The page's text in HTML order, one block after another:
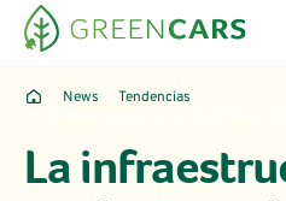
News
Tendencias
La